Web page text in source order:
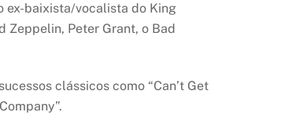
ex-baixista/vocalista do King
Zeppelin, Peter Grant, o Bad
clássicos como “Can’t Get